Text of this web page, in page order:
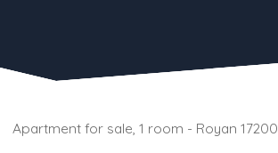
Apartment for sale, 1 room - Royan 17200